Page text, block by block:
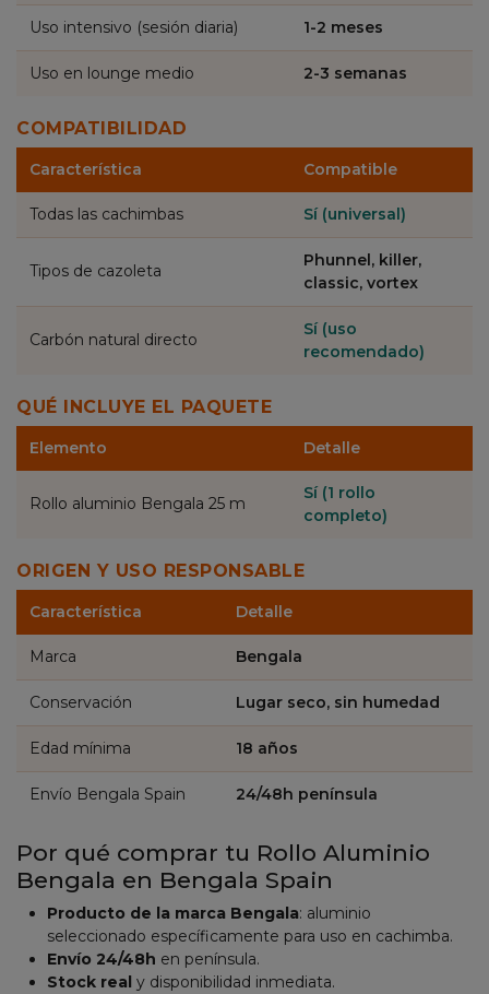
Uso intensivo (sesión diaria) 1-2 meses
Uso en lounge medio 2-3 semanas
COMPATIBILIDAD
Característica Compatible
Todas las cachimbas Sí (universal)
Tipos de cazoleta
Phunnel, killer,
classic, vortex
Carbón natural directo
Sí (uso
recomendado)
QUÉ INCLUYE EL PAQUETE
Elemento Detalle
Rollo aluminio Bengala 25 m
Sí (1 rollo
completo)
ORIGEN Y USO RESPONSABLE
Característica Detalle
Marca Bengala
Conservación Lugar seco, sin humedad
Edad mínima 18 años
Envío Bengala Spain 24/48h península
Por qué comprar tu Rollo Aluminio
Bengala en Bengala Spain
Producto de la marca Bengala: aluminio
seleccionado específicamente para uso en cachimba.
Envío 24/48h en península.
Stock real y disponibilidad inmediata.